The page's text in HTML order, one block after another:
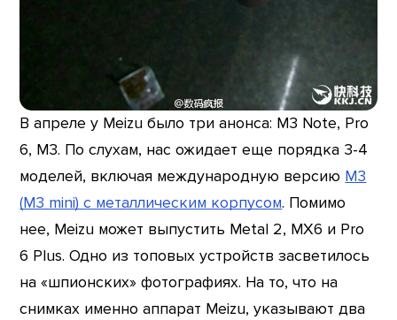
В апреле у Meizu было три анонса: M3 Note, Pro
6, M3. По слухам, нас ожидает еще порядка 3-4
моделей, включая международную версию M3
(M3 mini) с металлическим корпусом. Помимо
нее, Meizu может выпустить Metal 2, MX6 и Pro
6 Plus. Одно из топовых устройств засветилось
на «шпионских» фотографиях. На то, что на
снимках именно аппарат Meizu, указывают два